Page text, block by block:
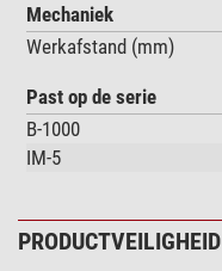
Mechaniek
Werkafstand (mm)
Past op de serie
B-1000
IM-5
PRODUCTVEILIGHEID